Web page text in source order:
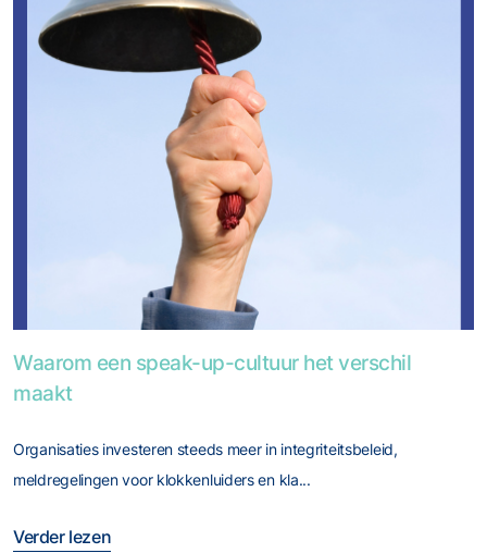
Waarom een speak-up-cultuur het verschil
maakt
Organisaties investeren steeds meer in integriteitsbeleid,
meldregelingen voor klokkenluiders en kla...
Verder lezen